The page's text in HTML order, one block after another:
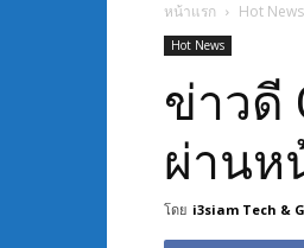
หน้าแรก Hot News
Hot News
ข่าวดี
ผ่านห
โดย i3siam Tech &